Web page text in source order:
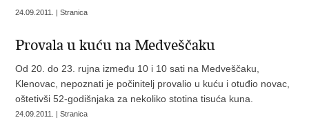
24.09.2011. | Stranica
Provala u kuću na Medveščaku
Od 20. do 23. rujna između 10 i 10 sati na Medveščaku,
Klenovac, nepoznati je počinitelj provalio u kuću i otuđio novac,
oštetivši 52-godišnjaka za nekoliko stotina tisuća kuna.
24.09.2011. | Stranica